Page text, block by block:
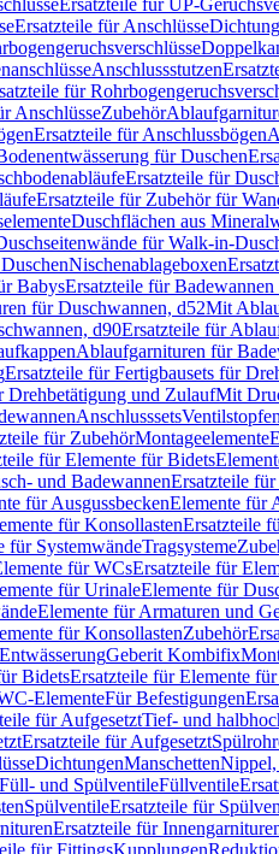
Ersatzteile für UP-
Ersatzteile für Anschlüsse
Anschlussstutzen
für
AnschlüsseZubehör
Ersatzteile für Anschlussbögen
für Duschen
Ersatzteile für
Ersatzteile für Zubehör für
Duschflächen aus
für Walk-in-
Nischenablageboxen
BabysErsatzteile für
für Duschwannen, d52Mit
d90Ersatzteile für
Ablaufgarnituren für
Ersatzteile für Fertigbausets für
Drehbetätigung und ZulaufMit
AnschlusssetsVentilstopfen
für ZubehörMontageelemente
für Elemente für Bidets
und BadewannenErsatzteile
für AusgussbeckenElemente für
für KonsollastenErsatzteile
für SystemwändeTragsysteme
für WCsErsatzteile für
für UrinaleElemente für
Elemente für Armaturen und
für KonsollastenZubehör
Geberit Kombifix
BidetsErsatzteile für Elemente
ElementeFür Befestigungen
für AufgesetztTief- und
Ersatzteile für Aufgesetzt
DichtungenManschettenNippel,
Füll- und SpülventileFüllventile
SpülventileErsatzteile für
Ersatzteile für
für FittingsKupplungen